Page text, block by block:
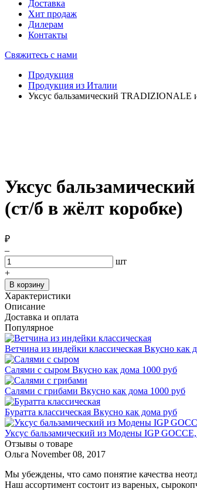
Доставка
Хит продаж
Дилерам
Контакты
Свяжитесь с нами
Продукция
Продукция из Италии
Уксус бальзамический TRADIZIONALE
Уксус
(ст/б в жёлт коробке)
₽
–
шт
+
В корзину
Характеристики
Описание
Доставка и оплата
Популярное
Ветчина из индейки классическая Вкусно как
Салями с сыром Вкусно как дома 1000 руб
Салями с грибами Вкусно как дома 1000 руб
Буратта классическая Вкусно как дома руб
Уксус бальзамический из Модены IGP
Отзывы о товаре
Ольга November 08, 2017
Мы убеждены, что само понятие качества
Наш ассортимент состоит из вареных,